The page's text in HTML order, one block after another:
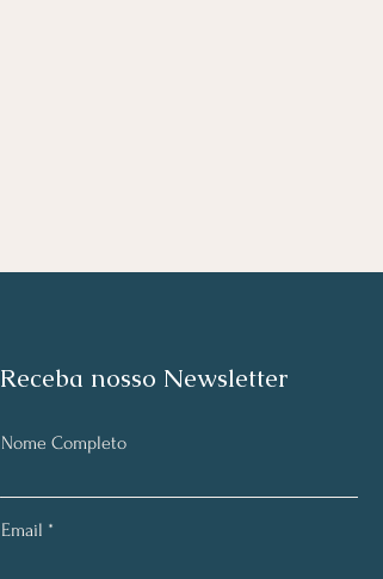
Receba nosso Newsletter
Nome Completo
Email